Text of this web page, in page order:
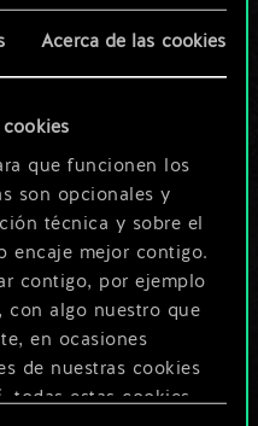
Acerca de las cookies
que funcionen los
son opcionales y
técnica y sobre el
encaje mejor contigo.
contigo, por ejemplo
con algo nuestro que
en ocasiones
de nuestras cookies
todas estas cookies
llegar a
más!
baraja y crear